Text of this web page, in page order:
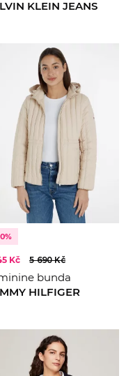
KLEIN JEANS
Kč 5 690 Kč
bunda
HILFIGER